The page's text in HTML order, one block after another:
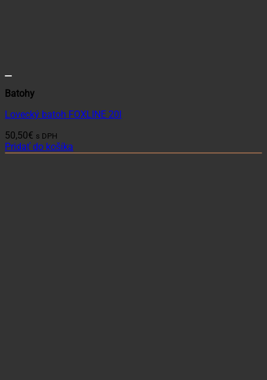
Batohy
Lovecký batoh FOXLINE 20l
50,50€ s DPH
Pridať do košíka